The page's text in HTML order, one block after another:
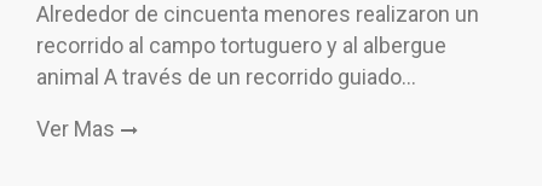
Alrededor de cincuenta menores realizaron un
recorrido al campo tortuguero y al albergue
animal A través de un recorrido guiado…
Ver Mas